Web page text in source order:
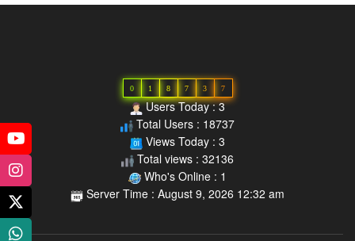
0 1 8 7 3 7
Users Today : 3
Total Users : 18737
Views Today : 3
Total views : 32136
Who's Online : 1
Server Time : August 9, 2026 12:32 am